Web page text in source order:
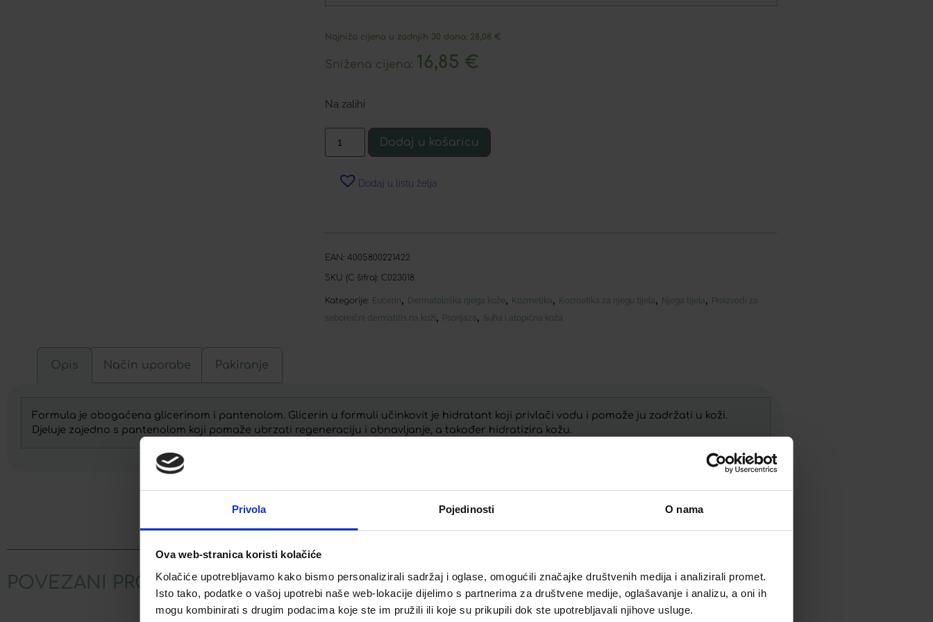
Privola Pojedinosti O nama
Ova web-stranica koristi kolačiće
Kolačiće upotrebljavamo kako bismo personalizirali sadržaj i oglase, omogućili značajke društvenih medija i analizirali promet.
Isto tako, podatke o vašoj upotrebi naše web-lokacije dijelimo s partnerima za društvene medije, oglašavanje i analizu, a oni ih
mogu kombinirati s drugim podacima koje ste im pružili ili koje su prikupili dok ste upotrebljavali njihove usluge.
Najniža cijena u zadnjih 30 dana: 28,08 €
Snižena cijena: 16,85 €
Na zalihi
Dodaj u košaricu
Dodaj u listu želja
EAN: 4005800221422
SKU (C šifra): C023018
Kategorije: Eucerin, Dermatološka njega kože, Kozmetika, Kozmetika za njegu tijela, Njega tijela, Proizvodi za
seboreični dermatitis na koži, Psorijaza, Suha i atopična koža
Opis Način uporabe Pakiranje
Formula je obogaćena glicerinom i pantenolom. Glicerin u formuli učinkovit je hidratant koji privlači vodu i pomaže ju zadržati u koži.
Djeluje zajedno s pantenolom koji pomaže ubrzati regeneraciju i obnavljanje, a također hidratizira kožu.
Facebook WhatsApp
POVEZANI PROIZVODI